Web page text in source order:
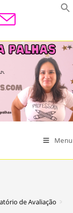
Menu
de Avaliação >